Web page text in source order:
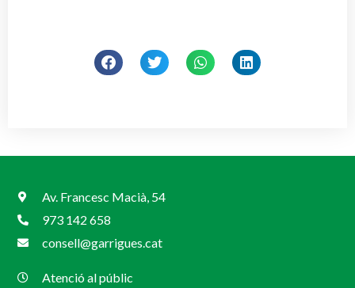
Av. Francesc Macià, 54
973 142 658
consell@garrigues.cat
Atenció al públic